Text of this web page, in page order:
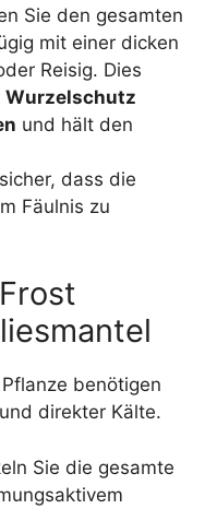
Sie den gesamten
mit einer dicken
Reisig. Dies
Wurzelschutz
und hält den
dass die
Fäulnis zu
benötigen
direkter Kälte.
Sie die gesamte